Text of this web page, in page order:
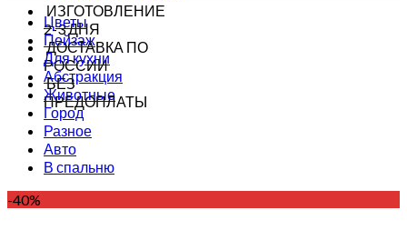
ИЗГОТОВЛЕНИЕ
2-3 ДНЯ
ДОСТАВКА ПО
РОССИИ
БЕЗ
ПРЕДОПЛАТЫ
Цветы
Пейзаж
Для кухни
Абстракция
Животные
Город
Разное
Авто
В спальню
-40%